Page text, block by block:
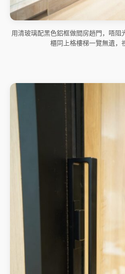
用清玻璃配黑色鋁框做間房趟門，唔阻
櫃同上格樓梯一覽無遺，